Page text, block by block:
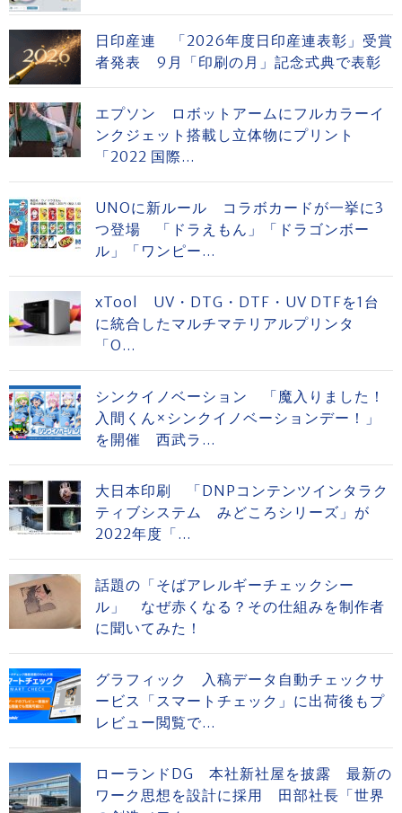
日印産連 「2026年度日印産連表彰」受賞
者発表 9月「印刷の月」記念式典で表彰
エプソン ロボットアームにフルカラーイ
ンクジェット搭載し立体物にプリント
「2022 国際...
UNOに新ルール コラボカードが一挙に3
つ登場 「ドラえもん」「ドラゴンボー
ル」「ワンピー...
xTool UV・DTG・DTF・UV DTFを1台
に統合したマルチマテリアルプリンタ
「O...
シンクイノベーション 「魔入りました！
入間くん×シンクイノベーションデー！」
を開催 西武ラ...
大日本印刷 「DNPコンテンツインタラク
ティブシステム みどころシリーズ」が
2022年度「...
話題の「そばアレルギーチェックシー
ル」 なぜ赤くなる？その仕組みを制作者
に聞いてみた！
グラフィック 入稿データ自動チェックサ
ービス「スマートチェック」に出荷後もプ
レビュー閲覧で...
ローランドDG 本社新社屋を披露 最新の
ワーク思想を設計に採用 田部社長「世界